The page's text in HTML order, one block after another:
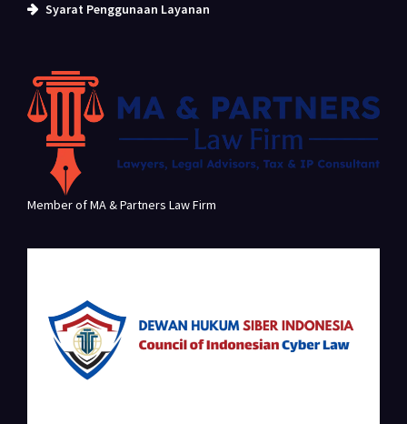
Syarat Penggunaan Layanan
Member of MA & Partners Law Firm